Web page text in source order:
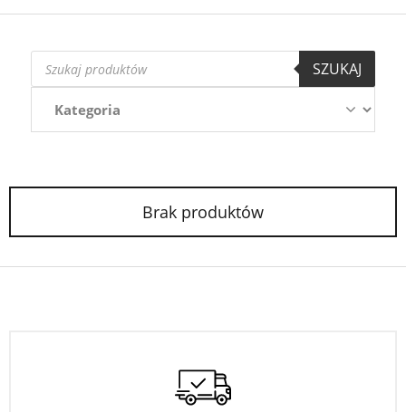
Wyszukiwarka
produktów
SZUKAJ
Brak produktów